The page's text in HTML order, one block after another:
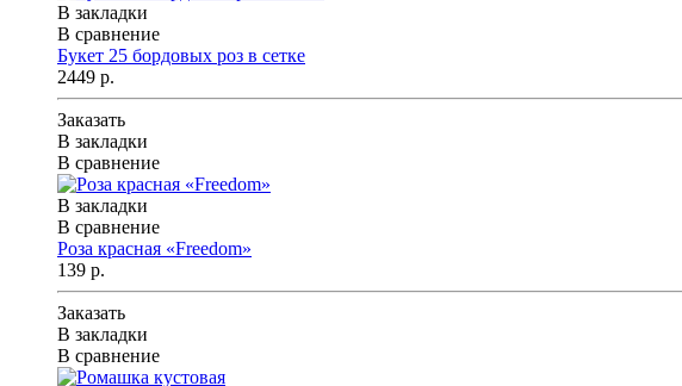
В закладки
В сравнение
Букет 25 бордовых роз в сетке
2449 р.
Заказать
В закладки
В сравнение
В закладки
В сравнение
Роза красная «Freedom»
139 р.
Заказать
В закладки
В сравнение